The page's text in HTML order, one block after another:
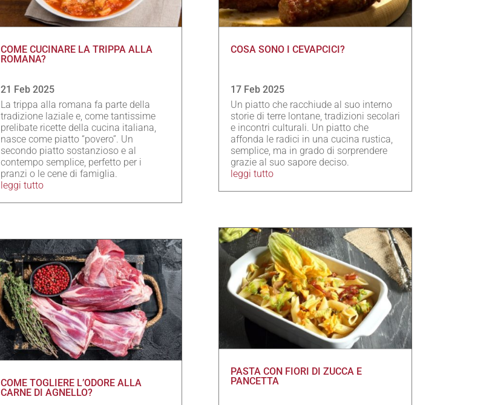
COME CUCINARE LA TRIPPA ALLA
ROMANA?
21 Feb 2025
La trippa alla romana fa parte della
tradizione laziale e, come tantissime
prelibate ricette della cucina italiana,
nasce come piatto “povero”. Un
secondo piatto sostanzioso e al
contempo semplice, perfetto per i
pranzi o le cene di famiglia.
leggi tutto
COME TOGLIERE L’ODORE ALLA
CARNE DI AGNELLO?
COSA SONO I CEVAPCICI?
17 Feb 2025
Un piatto che racchiude al suo interno
storie di terre lontane, tradizioni secolari
e incontri culturali. Un piatto che
affonda le radici in una cucina rustica,
semplice, ma in grado di sorprendere
grazie al suo sapore deciso.
leggi tutto
PASTA CON FIORI DI ZUCCA E
PANCETTA